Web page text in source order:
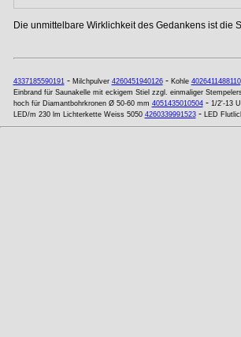
Die unmittelbare Wirklichkeit des Gedankens ist die
4337185590191- Milchpulver 4260451940126- Kohle 4026411488110
Einbrand für Saunakelle mit eckigem Stiel zzgl. einmaliger
hoch für Diamantbohrkronen Ø 50-60 mm 4051435010504- 1/2'-13
LED/m 230 lm Lichterkette Weiss 5050 4260339991523- LED